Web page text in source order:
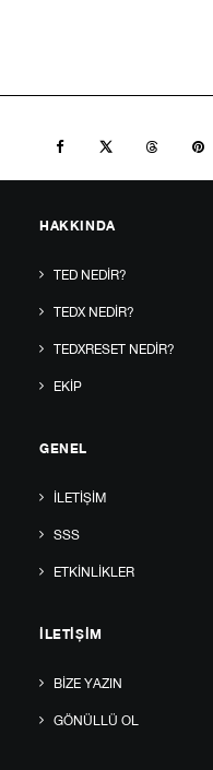
HAKKINDA
TED NEDIR?
TEDX NEDIR?
TEDXRESET NEDIR?
EKIP
GENEL
İLETIŞIM
SSS
ETKINLIKLER
İLETIŞIM
BIZE YAZIN
GÖNÜLLÜ OL